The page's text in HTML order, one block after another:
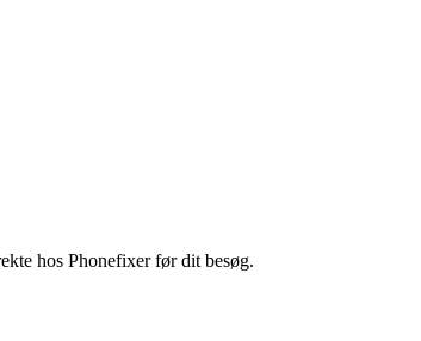
hos Phonefixer før dit besøg.